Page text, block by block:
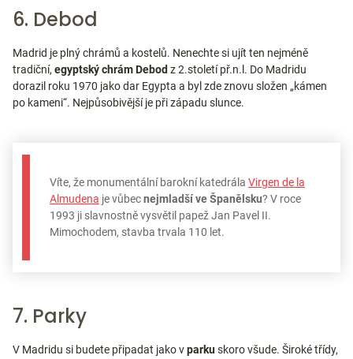
6. Debod
Madrid je plný chrámů a kostelů. Nenechte si ujít ten nejméně
tradiční, egyptský chrám Debod z 2.století př.n.l. Do Madridu
dorazil roku 1970 jako dar Egypta a byl zde znovu složen „kámen
po kameni“. Nejpůsobivější je při západu slunce.
Víte, že monumentální barokní katedrála Virgen de la
Almudena je vůbecnejmladší ve Španělsku? V roce
1993 ji slavnostně vysvětil papež Jan Pavel II.
Mimochodem, stavba trvala 110 let.
7. Parky
V Madridu si budete připadat jako vparkuskoro všude. Široké třídy,